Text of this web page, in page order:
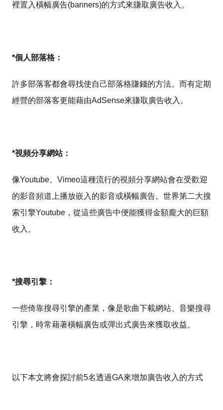
裡置入橫幅廣告(banners)的方式來賺取廣告收入。
*個人部落格：
許多部落客都會尋找使自己部落格賺錢的方法。而有定期
經營的部落客更能藉由AdSense來賺取廣告收入。
*視頻分享網站：
像Youtube、Vimeo這種流行的視頻分享網站會在受歡迎
的影音頻道上播放嵌入的影音或橫幅廣告。世界第二大搜
索引擎Youtube，從這些廣告中便能獲得金額龐大的巨額
收入。
*搜尋引擎：
一些倚靠搜尋引擎的產業，像是歌曲下載網站、音樂搜尋
引擎，時常藉著橫幅廣告或彈出式廣告來獲取收益。
以下本文將會探討前5名透過GA來增加廣告收入的方式